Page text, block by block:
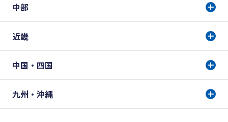
中部
近畿
中国・四国
九州・沖縄